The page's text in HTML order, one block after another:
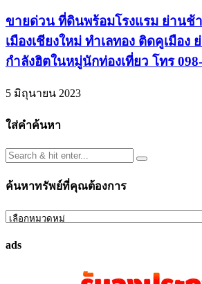
ขายด่วน ที่ดินพร้อมโรงแรม ย่านช้
เมืองเชียงใหม่ ทำเลทอง ติดคูเมือง
กำลังฮิตในหมู่นักท่องเที่ยว โทร 098-
5 มิถุนายน 2023
ใส่คำค้นหา
ค้นหาทรัพย์ที่คุณต้องการ
ค้นหา
ที่
ads